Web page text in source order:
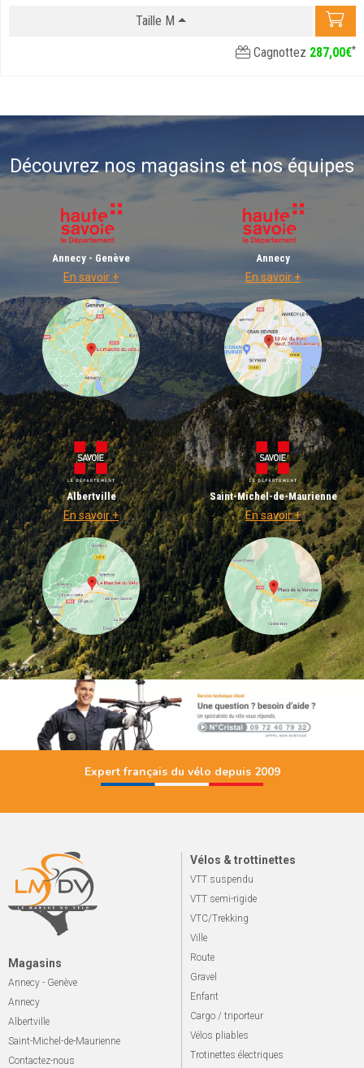
Taille M
Cagnottez 287,00€*
Découvrez nos magasins et nos équipes
Annecy - Genève
En savoir +
Annecy
En savoir +
Albertville
En savoir +
Saint-Michel-de-Maurienne
En savoir +
Expert français du vélo depuis 2009
Magasins
Annecy - Genève
Annecy
Albertville
Saint-Michel-de-Maurienne
Contactez-nous
Vélos & trottinettes
VTT suspendu
VTT semi-rigide
VTC/Trekking
Ville
Route
Gravel
Enfant
Cargo / triporteur
Vélos pliables
Trotinettes électriques